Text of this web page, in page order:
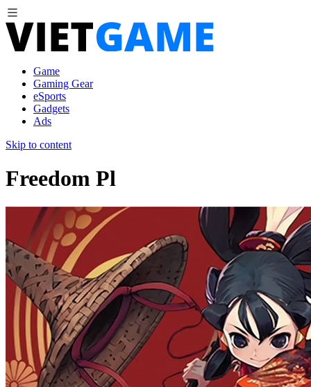
Game
Gaming Gear
eSports
Gadgets
Ads
Skip to content
Freedom Pl